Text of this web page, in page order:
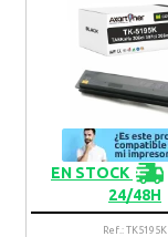
EN STOCK
24/48H
Ref.: TK5195K